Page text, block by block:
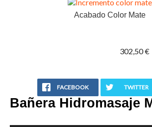
Acabado Color Mate
302,50 €
FACEBOOK TWITTER
Bañera Hidromasaje